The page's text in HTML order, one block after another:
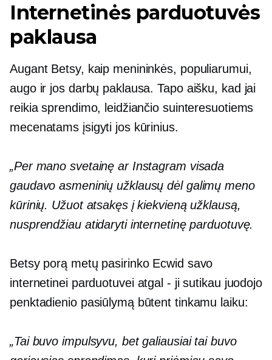
Internetinės parduotuvės
paklausa
Augant Betsy, kaip menininkės, populiarumui,
augo ir jos darbų paklausa. Tapo aišku, kad jai
reikia sprendimo, leidžiančio suinteresuotiems
mecenatams įsigyti jos kūrinius.
„Per mano svetainę ar Instagram visada
gaudavo asmeninių užklausų dėl galimų meno
kūrinių. Užuot atsakęs į kiekvieną užklausą,
nusprendžiau atidaryti internetinę parduotuvę.
Betsy porą metų pasirinko Ecwid savo
internetinei parduotuvei atgal - jisutikau juodojo
penktadienio pasiūlymą būtent tinkamu laiku:
„Tai buvo impulsyvu, bet galiausiai tai buvo